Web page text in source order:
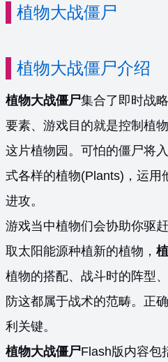
植物大战僵尸
植物大战僵尸介绍
植物大战僵尸集合了即时战
要素、游戏目的就是控制植
这片植物园。可怕的僵尸将
式各样的植物(Plants)，运用
进攻。
游戏当中植物们会协助你驱
取太阳能源种植新的植物，
植物的搭配、战斗时的阵型
防这都属于战术的范畴。正
利关键。
植物大战僵尸Flash版内容包